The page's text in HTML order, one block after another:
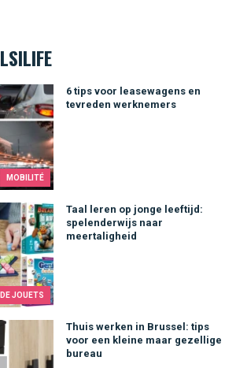
MOBILITÉ
6 tips voor leasewagens en
tevreden werknemers
en tevreden werknemers
JOUETS
Taal leren op jonge leeftijd:
spelenderwijs naar
meertaligheid
spelenderwijs naar meertaligheid
Thuis werken in Brussel: tips
voor een kleine maar gezellige
bureau
tips voor een kleine maar gezellige